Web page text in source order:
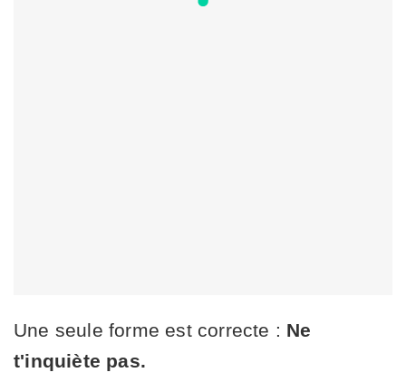
Une seule forme est correcte : Ne
t'inquiète pas.